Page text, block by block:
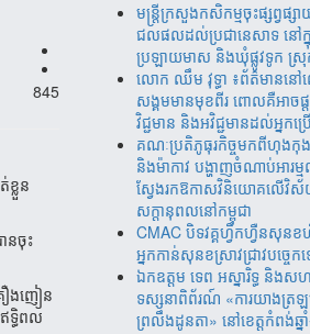
845
ខ្លួន
នចុះ
រឿងញៀន
ទ្ធិពល
មន្ត្រីក្រសួងកសិកម្មចុះផ្សព្វផ្ស
ជលផលដល់ប្រជានេសាទ នៅ
ប្រឡាយមាស និងឃុំផ្លូវទូក ស្
លោក ឈឹម វុទ្ធា ៖ព័ត៌មាននៅ
សង្គមមានមុខពីរ ពោលគឺអាច
វិជ្ជមាន និងអវិជ្ជមានដល់អ្នកប្
គណៈប្រតិភូធុរកិច្ចមកពីហុងកុង
និងម៉ាកាវ បង្ហាញចំណាប់អារម្
ស្វែងរកឱកាសវិនិយោគលើវិ
សក្តានុពលនៅកម្ពុជា
CMAC បិទវគ្គហ្វឹកហ្វឺនសុន
អ្នកកាន់សុនខស្រាវជ្រាវបច្ចេក
ឯកឧត្តម ទេព អស្នារិទ្ធ និងស
ទស្សនាពិព័រណ៍ «ការយាងត្រ
ព្រលឹងដូនតា» នៅខេត្តកំពង់ឆ្ន